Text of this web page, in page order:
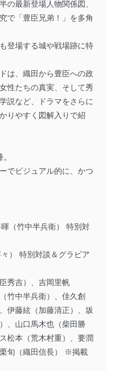
の最新登場人物関係図、
で「豊臣兄弟！」を多角
登場する城や戦場跡に特
は、織田から豊臣への政
性たちの真実、そして秀
説など、ドラマをさらに
りやすく図解入りで紹
でビジュアル的に、かつ
（竹中半兵衛） 特別対
） 特別対談＆グラビア
秀吉）、吉岡里帆
竹中半兵衛）、佳久創
伊藤絃（加藤清正）、坂
、山口馬木也（柴田勝
松本（荒木村重）、要潤
栗旬（織田信長） ※掲載